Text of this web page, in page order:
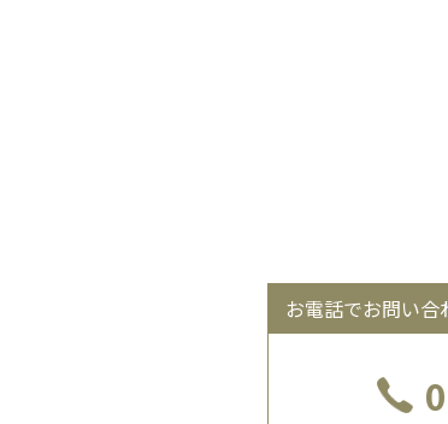
お電話でお問い合